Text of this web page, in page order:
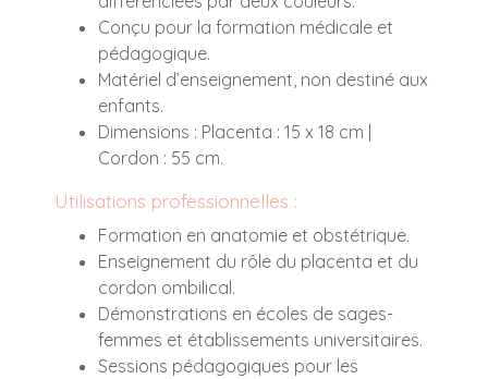
Conçu pour la formation médicale et
pédagogique.
Matériel d’enseignement, non destiné aux
enfants.
Dimensions : Placenta : 15 x 18 cm |
Cordon : 55 cm.
Utilisations professionnelles :
Formation en anatomie et obstétrique.
Enseignement du rôle du placenta et du
cordon ombilical.
Démonstrations en écoles de sages-
femmes et établissements universitaires.
Sessions pédagogiques pour les